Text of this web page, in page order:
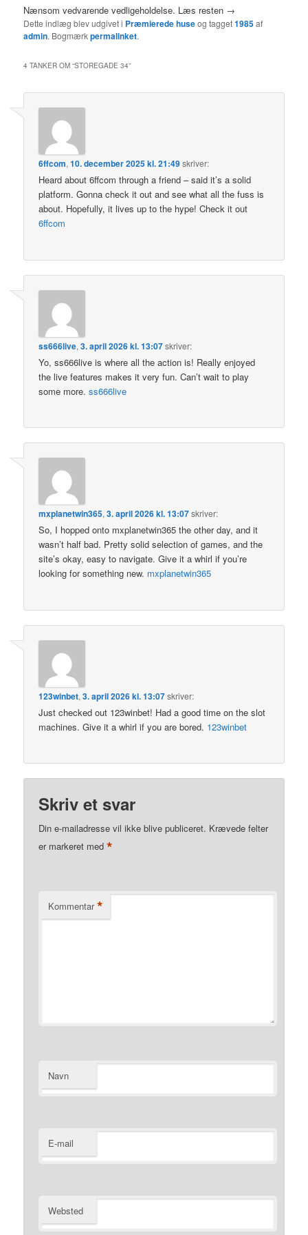
Nænsom vedvarende vedligeholdelse. Læs resten →
Dette indlæg blev udgivet i Præmierede huseog tagget1985af
admin. Bogmærkpermalinket.
4 TANKER OM “STOREGADE 34”
6ffcom,10. december 2025 kl. 21:49skriver:
Heard about 6ffcom through a friend – said it’s a solid
platform. Gonna check it out and see what all the fuss is
about. Hopefully, it lives up to the hype! Check it out
6ffcom
ss666live,3. april 2026 kl. 13:07skriver:
Yo, ss666live is where all the action is! Really enjoyed
the live features makes it very fun. Can’t wait to play
some more.ss666live
mxplanetwin365,3. april 2026 kl. 13:07skriver:
So, I hopped onto mxplanetwin365 the other day, and it
wasn’t half bad. Pretty solid selection of games, and the
site’s okay, easy to navigate. Give it a whirl if you’re
looking for something new. mxplanetwin365
123winbet,3. april 2026 kl. 13:07skriver:
Just checked out 123winbet! Had a good time on the slot
machines. Give it a whirl if you are bored. 123winbet
Skriv et svar
Din e-mailadresse vil ikke blive publiceret. Krævede felter
er markeret med*
Kommentar *
Navn
E-mail
Websted